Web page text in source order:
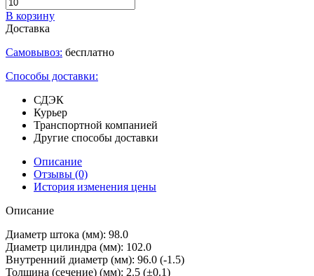
В корзину
Доставка
Самовывоз: бесплатно
Способы доставки:
СДЭК
Курьер
Транспортной компанией
Другие способы доставки
Описание
Отзывы (0)
История изменения цены
Описание
Диаметр штока (мм): 98.0
Диаметр цилиндра (мм): 102.0
Внутренний диаметр (мм): 96.0 (-1.5)
Толщина (сечение) (мм): 2.5 (±0.1)